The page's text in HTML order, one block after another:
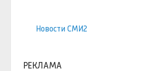
Новости СМИ2
РЕКЛАМА